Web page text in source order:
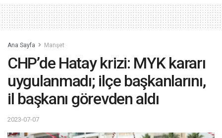
Ana Sayfa Manşet
CHP’de Hatay krizi: MYK kararı
uygulanmadı; ilçe başkanlarını,
il başkanı görevden aldı
2023-07-07